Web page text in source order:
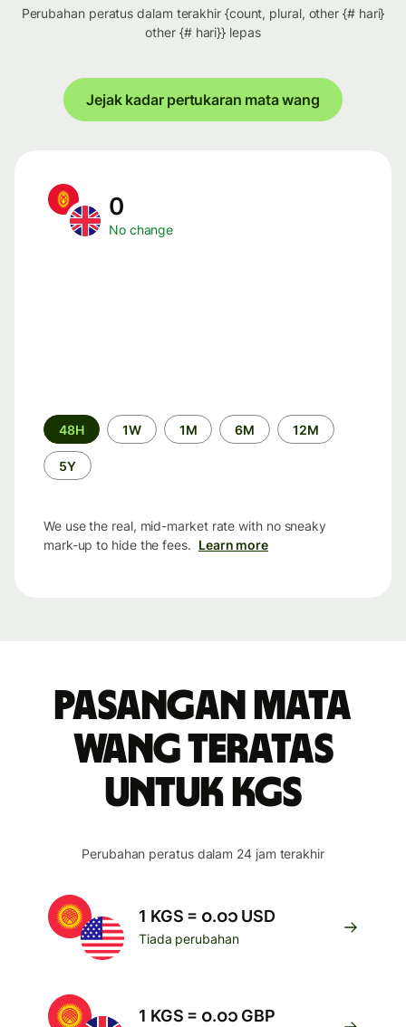
Perubahan peratus dalam terakhir {count, plural, other {# hari}
other {# hari}} lepas
Jejak kadar pertukaran mata wang
0
No change
Time
period
48H 1W 1M 6M 12M
5Y
We use the real, mid-market rate with no sneaky
mark-up to hide the fees. Learn more
Pasangan mata
wang teratas
untuk KGS
Perubahan peratus dalam 24 jam terakhir
1 KGS = ၀.၀၁ USD
Tiada perubahan
1 KGS = ၀.၀၁ GBP